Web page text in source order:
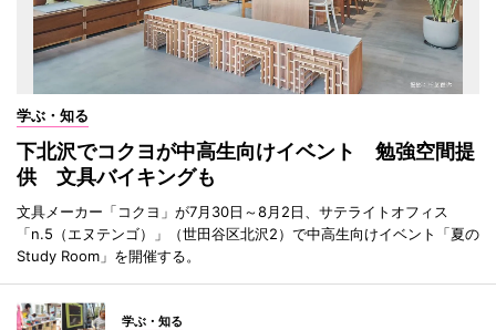
学ぶ・知る
下北沢でコクヨが中高生向けイベント 勉強空間提
供 文具バイキングも
文具メーカー「コクヨ」が7月30日～8月2日、サテライトオフィス
「n.5（エヌテンゴ）」（世田谷区北沢2）で中高生向けイベント「夏の
Study Room」を開催する。
学ぶ・知る